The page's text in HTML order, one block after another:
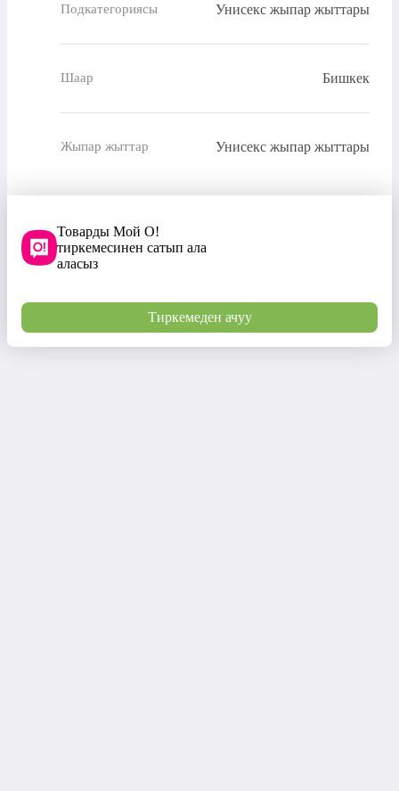
Подкатегориясы Унисекс жыпар жыттары
Шаар Бишкек
Жыпар жыттар Унисекс жыпар жыттары
Товарды Мой О!
тиркемесинен сатып ала
аласыз
Тиркемеден ачуу